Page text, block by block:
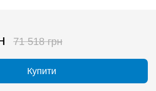
71 518 грн
Купити